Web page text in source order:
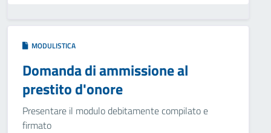
MODULISTICA
Domanda di ammissione al
prestito d'onore
Presentare il modulo debitamente compilato e
firmato